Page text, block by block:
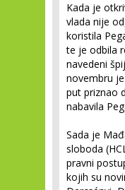
Kada je
vlada nije
koristila
te je odbila
navedeni
novembru
put priznao
nabavila
Sada je
sloboda
pravni
kojih su